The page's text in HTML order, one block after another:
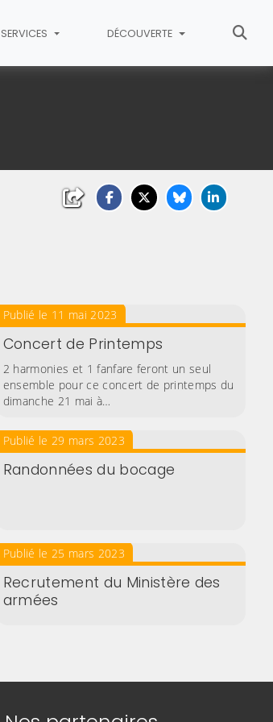
SERVICES DÉCOUVERTE
Publié le 11 mai 2023
Concert de Printemps
2 harmonies et 1 fanfare feront un seul
ensemble pour ce concert de printemps du
dimanche 21 mai à…
Publié le 29 mars 2023
Randonnées du bocage
Publié le 25 mars 2023
Recrutement du Ministère des
armées